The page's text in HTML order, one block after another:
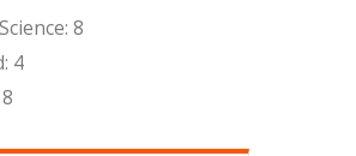
8
4